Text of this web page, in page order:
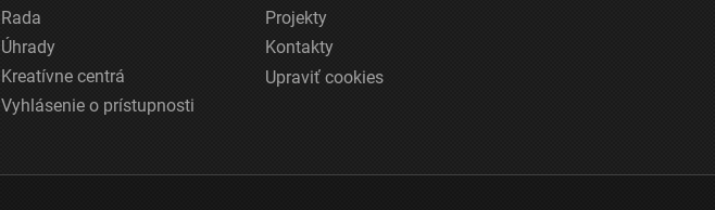
Rada
Úhrady
Kreatívne centrá
Vyhlásenie o prístupnosti
Projekty
Kontakty
Upraviť cookies